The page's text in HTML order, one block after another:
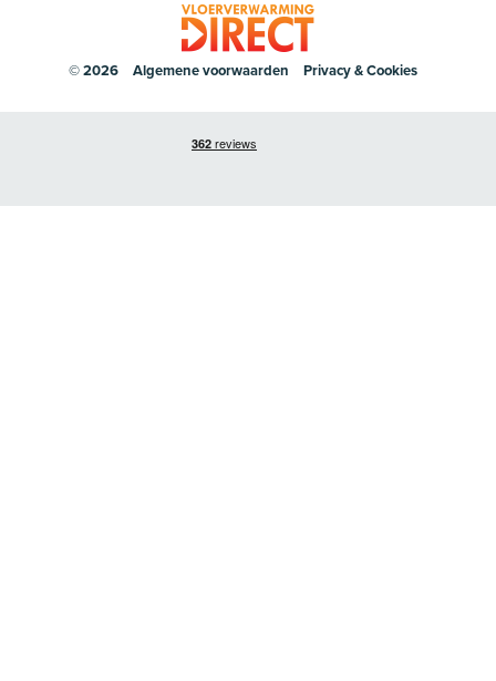
© 2026 Algemene voorwaarden Privacy & Cookies